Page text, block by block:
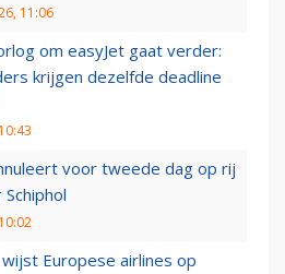
11:06
om easyJet gaat verder:
krijgen dezelfde deadline
voor tweede dag op rij
wijst Europese airlines op